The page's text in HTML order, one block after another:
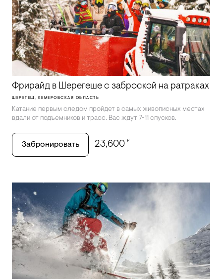
Фрирайд в Шерегеше с заброской на ратраках
ШЕРЕГЕШ, КЕМЕРОВСКАЯ ОБЛАСТЬ
Катание первым следом пройдет в самых живописных местах
вдали от подъемников и трасс. Вас ждут 7-11 спусков.
Забронировать 23,600 ₽